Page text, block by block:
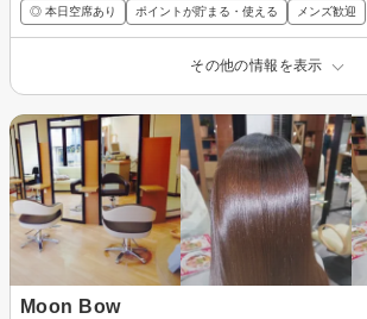
◎ 本日空席あり ポイントが貯まる・使える メンズ歓迎
その他の情報を表示
Moon Bow